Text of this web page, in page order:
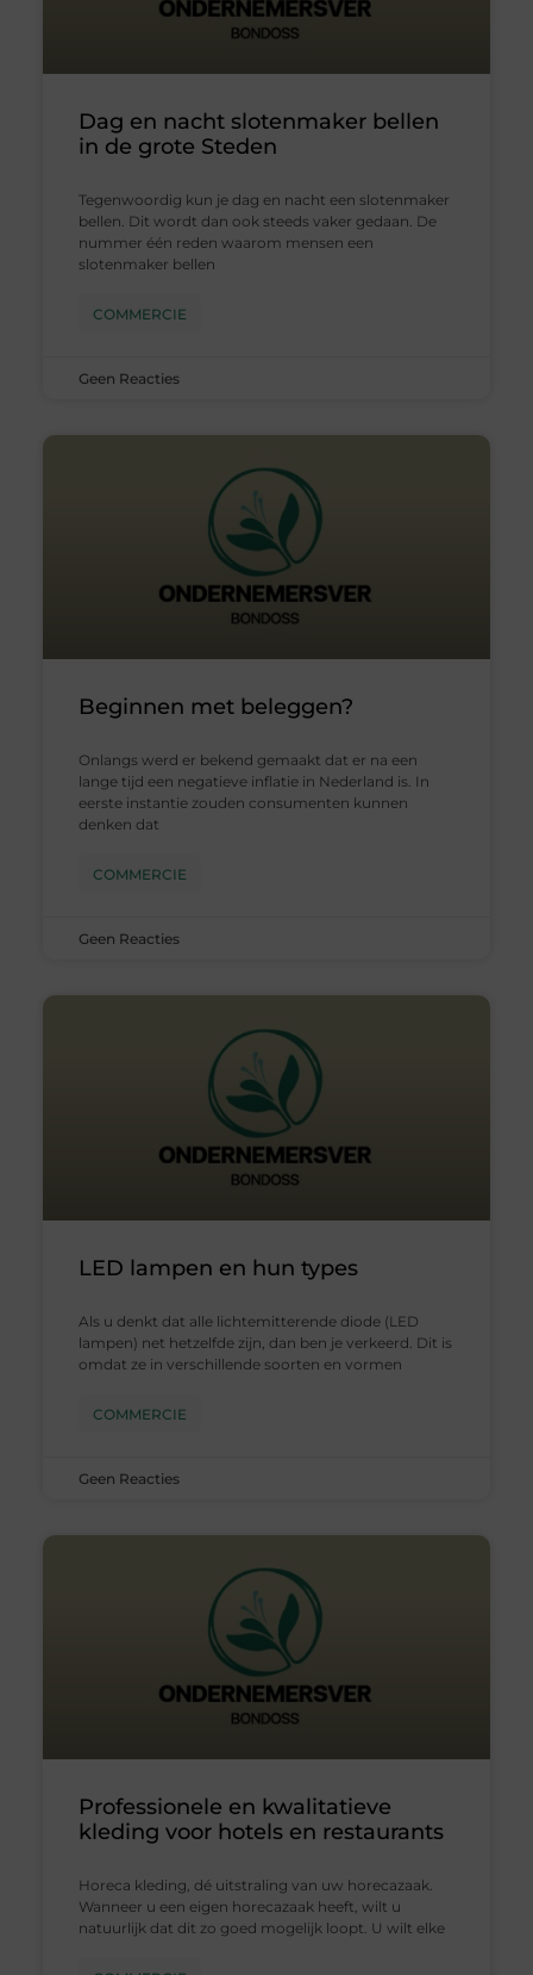
Dag en nacht slotenmaker bellen
in de grote Steden
Tegenwoordig kun je dag en nacht een slotenmaker
bellen. Dit wordt dan ook steeds vaker gedaan. De
nummer één reden waarom mensen een
slotenmaker bellen
COMMERCIE
Geen Reacties
Beginnen met beleggen?
Onlangs werd er bekend gemaakt dat er na een
lange tijd een negatieve inflatie in Nederland is. In
eerste instantie zouden consumenten kunnen
denken dat
COMMERCIE
Geen Reacties
LED lampen en hun types
Als u denkt dat alle lichtemitterende diode (LED
lampen) net hetzelfde zijn, dan ben je verkeerd. Dit is
omdat ze in verschillende soorten en vormen
COMMERCIE
Geen Reacties
Professionele en kwalitatieve
kleding voor hotels en restaurants
Horeca kleding, dé uitstraling van uw horecazaak.
Wanneer u een eigen horecazaak heeft, wilt u
natuurlijk dat dit zo goed mogelijk loopt. U wilt elke